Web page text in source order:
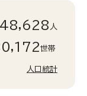
人
世帯
人口統計